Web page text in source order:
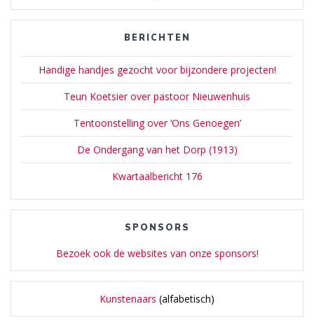
BERICHTEN
Handige handjes gezocht voor bijzondere projecten!
Teun Koetsier over pastoor Nieuwenhuis
Tentoonstelling over ‘Ons Genoegen’
De Ondergang van het Dorp (1913)
Kwartaalbericht 176
SPONSORS
Bezoek ook de websites van onze sponsors!
Kunstenaars (alfabetisch)